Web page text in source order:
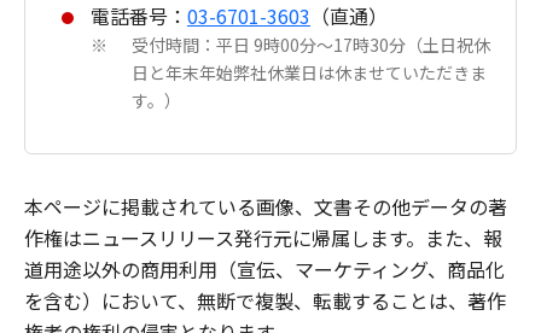
電話番号： 03-6701-3603 （直通）
※
受付時間：平日 9時00分～17時30分（土日祝休
日と年末年始弊社休業日は休ませていただきま
す。）
本ページに掲載されている画像、文書その他データの著
作権はニュースリリース発行元に帰属します。また、報
道用途以外の商用利用（宣伝、マーケティング、商品化
を含む）において、無断で複製、転載することは、著作